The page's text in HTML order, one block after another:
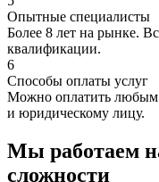
Опытные специалисты
Более 8 лет на рынке.
квалификации.
6
Способы оплаты услуг
Можно оплатить любым
и юридическому лицу.
Мы работаем
сложности